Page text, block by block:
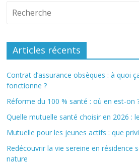
Articles récents
Contrat d’assurance obsèques : à quoi
fonctionne ?
Réforme du 100 % santé : où en est-on
Quelle mutuelle santé choisir en 2026 :
Mutuelle pour les jeunes actifs : que
Redécouvrir la vie sereine en résidence
nature